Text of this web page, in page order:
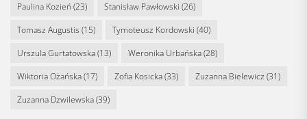
Paulina Kozień (23) Stanisław Pawłowski (26)
Tomasz Augustis (15) Tymoteusz Kordowski (40)
Urszula Gurtatowska(13) Weronika Urbańska(28)
Wiktoria Ożańska(17) Zofia Kosicka(33) Zuzanna Bielewicz (31)
Zuzanna Dzwilewska(39)